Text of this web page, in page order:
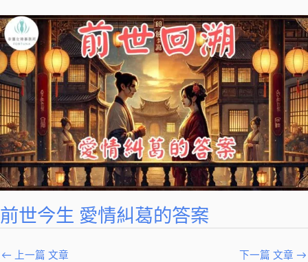
前世今生 愛情糾葛的答案
← 上一篇 文章 下一篇 文章 →